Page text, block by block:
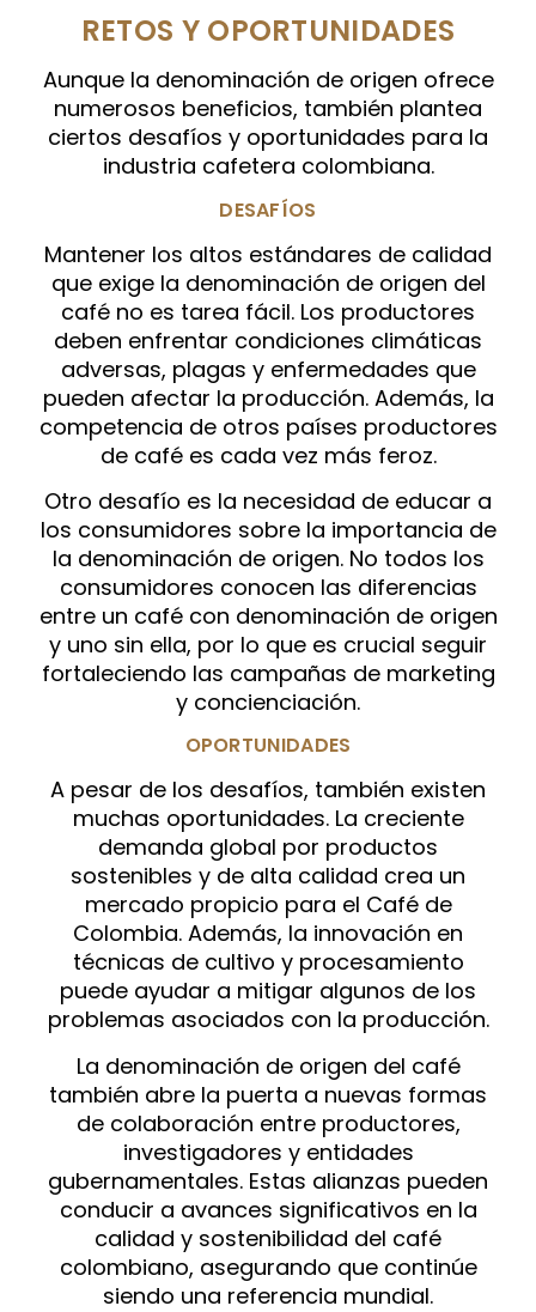
RETOS Y OPORTUNIDADES
Aunque la denominación de origen ofrece
numerosos beneficios, también plantea
ciertos desafíos y oportunidades para la
industria cafetera colombiana.
DESAFÍOS
Mantener los altos estándares de calidad
que exige la denominación de origen del
café no es tarea fácil. Los productores
deben enfrentar condiciones climáticas
adversas, plagas y enfermedades que
pueden afectar la producción. Además, la
competencia de otros países productores
de café es cada vez más feroz.
Otro desafío es la necesidad de educar a
los consumidores sobre la importancia de
la denominación de origen. No todos los
consumidores conocen las diferencias
entre un café con denominación de origen
y uno sin ella, por lo que es crucial seguir
fortaleciendo las campañas de marketing
y concienciación.
OPORTUNIDADES
A pesar de los desafíos, también existen
muchas oportunidades. La creciente
demanda global por productos
sostenibles y de alta calidad crea un
mercado propicio para el Café de
Colombia. Además, la innovación en
técnicas de cultivo y procesamiento
puede ayudar a mitigar algunos de los
problemas asociados con la producción.
La denominación de origen del café
también abre la puerta a nuevas formas
de colaboración entre productores,
investigadores y entidades
gubernamentales. Estas alianzas pueden
conducir a avances significativos en la
calidad y sostenibilidad del café
colombiano, asegurando que continúe
siendo una referencia mundial.